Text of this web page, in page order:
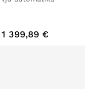
1 399,89 €